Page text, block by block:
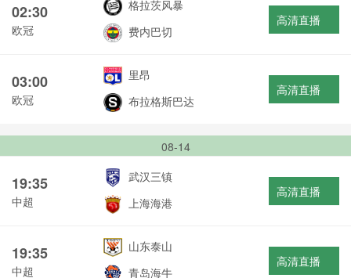
02:30
欧冠
格拉茨风暴
费内巴切
高清直播
03:00
欧冠
里昂
布拉格斯巴达
高清直播
08-14
19:35
中超
武汉三镇
上海海港
高清直播
19:35
中超
山东泰山
青岛海牛
高清直播